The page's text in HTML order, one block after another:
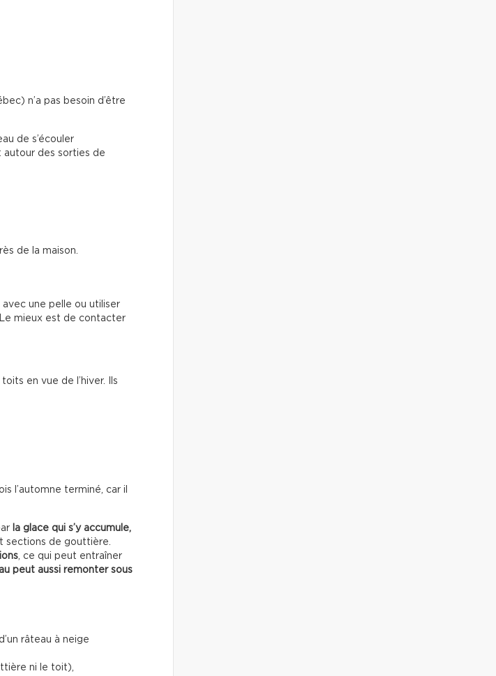
n’a pas besoin d’être
de s’écouler
autour des sorties de
de la maison.
une pelle ou utiliser
mieux est de contacter
en vue de l’hiver. Ils
l’automne terminé, car il
la glace qui s’y accumule,
sections de gouttière.
, ce qui peut entraîner
peut aussi remonter sous
râteau à neige
ni le toit),